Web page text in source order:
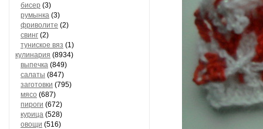
бисер (3)
румынка (3)
фриволите (2)
свинг (2)
туниское вяз (1)
кулинария (8934)
выпечка (849)
салаты (847)
заготовки (795)
мясо (687)
пироги (672)
курица (528)
овощи (516)